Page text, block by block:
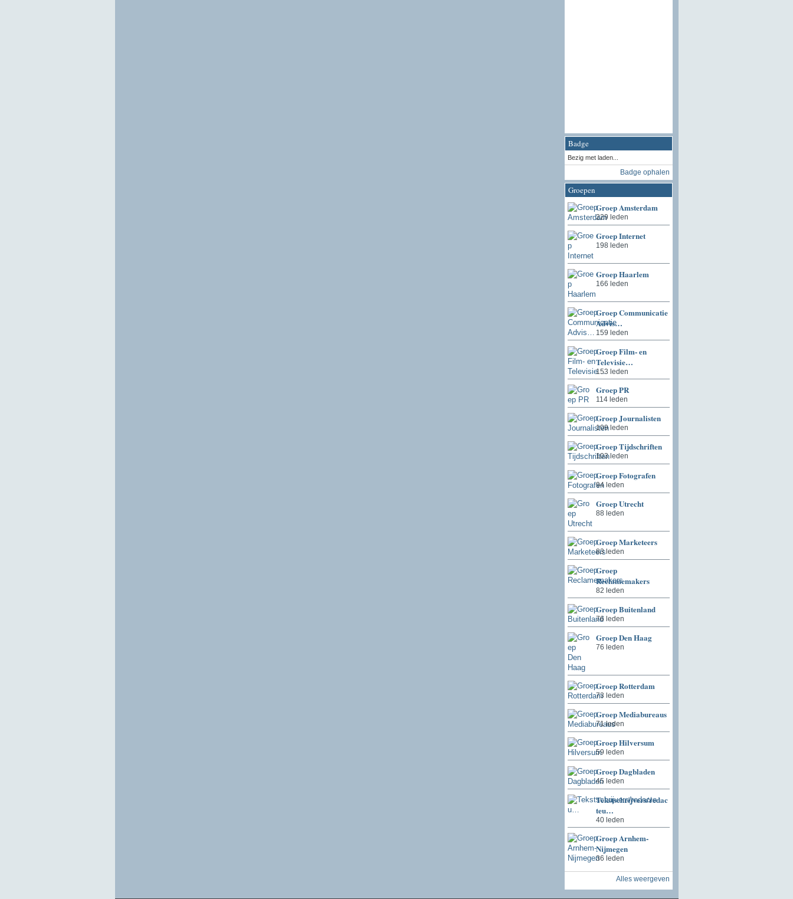
Badge
Bezig met laden...
Badge ophalen
Groepen
Groep Amsterdam
229 leden
Groep Internet
198 leden
Groep Haarlem
166 leden
Groep Communicatie
Advis…
159 leden
Groep Film- en
Televisie…
153 leden
Groep PR
114 leden
Groep Journalisten
109 leden
Groep Tijdschriften
103 leden
Groep Fotografen
94 leden
Groep Utrecht
88 leden
Groep Marketeers
83 leden
Groep
Reclamemakers
82 leden
Groep Buitenland
76 leden
Groep Den Haag
76 leden
Groep Rotterdam
73 leden
Groep Mediabureaus
71 leden
Groep Hilversum
59 leden
Groep Dagbladen
45 leden
Tekstschrijvers/redac
teu…
40 leden
Groep Arnhem-
Nijmegen
36 leden
Alles weergeven